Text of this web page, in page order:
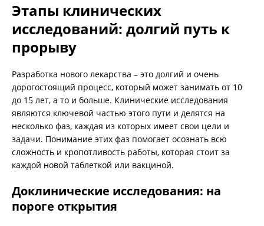
Этапы клинических
исследований: долгий путь к
прорыву
Разработка нового лекарства – это долгий и очень
дорогостоящий процесс, который может занимать от 10
до 15 лет, а то и больше. Клинические исследования
являются ключевой частью этого пути и делятся на
несколько фаз, каждая из которых имеет свои цели и
задачи. Понимание этих фаз помогает осознать всю
сложность и кропотливость работы, которая стоит за
каждой новой таблеткой или вакциной.
Доклинические исследования: на
пороге открытия